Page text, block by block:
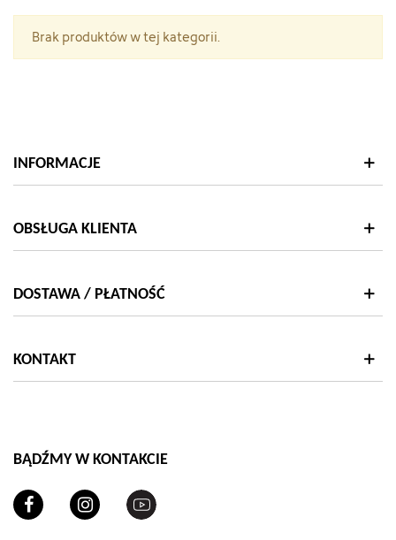
Brak produktów w tej kategorii.
INFORMACJE
OBSŁUGA KLIENTA
DOSTAWA / PŁATNOŚĆ
KONTAKT
BĄDŹMY W KONTAKCIE